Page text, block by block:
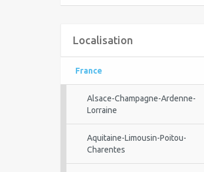
Localisation
France
Alsace-Champagne-Ardenne-
Lorraine
Aquitaine-Limousin-Poitou-
Charentes